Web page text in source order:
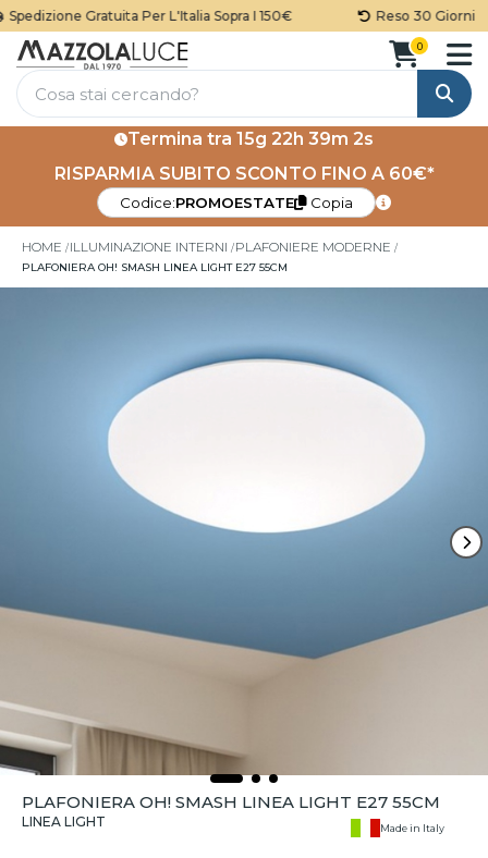
Gratuita Per L'Italia Sopra I 150€ Reso 30 Giorni
Cerca
0
Termina tra 15g 22h 39m 2s
RISPARMIA SUBITO SCONTO FINO A 60€*
Codice:PROMOESTATE Copia
HOME ILLUMINAZIONE INTERNI PLAFONIERE MODERNE
PLAFONIERA OH! SMASH LINEA LIGHT E27 55CM
PLAFONIERA OH! SMASH LINEA LIGHT E27 55CM
LINEA LIGHT Made in Italy